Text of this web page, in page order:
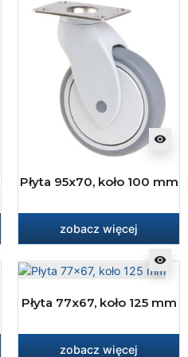
visibility
Płyta 95x70, koło 100 mm
zobacz więcej
visibility
Płyta 77x67, koło 125 mm
zobacz więcej